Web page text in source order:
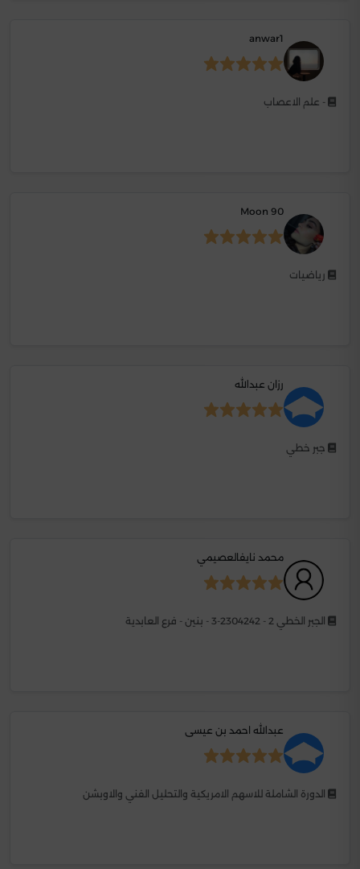
anwar1
- علم الاعصاب
Moon 90
رياضيات
رزان عبدالله
جبر خطي
محمد نايفالعصيمي
الجبر الخطي 2 - 2304242-3 - بنين - فرع العابدية
عبدالله احمد بن عيسى
الدورة الشاملة للاسهم الامريكية والتحليل الفني والاوبشن